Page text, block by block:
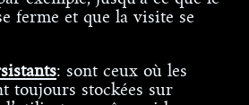
ferme et que la visite se
: sont ceux où les
toujours stockées sur